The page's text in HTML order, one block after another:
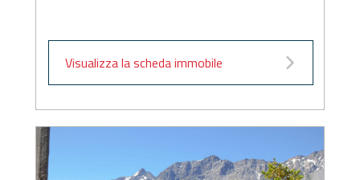
Visualizza la scheda immobile